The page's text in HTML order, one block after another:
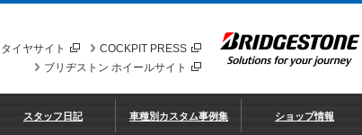
COCKPIT PRESS
イヤサイト
ブリヂストン ホイールサイト
スタッフ日記 車種別カスタム事例集 ショップ情報